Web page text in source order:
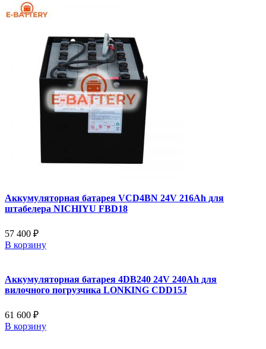
Аккумуляторная батарея VCD4BN 24V 216Ah для
штабелера NICHIYU FBD18
57 400 ₽
В корзину
Аккумуляторная батарея 4DB240 24V 240Ah для
вилочного погрузчика LONKING CDD15J
61 600 ₽
В корзину